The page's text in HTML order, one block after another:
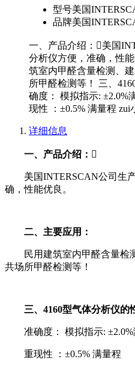
型号美国
品牌美国
一、产品介绍：美国
分析仪方便，准确，性
筑室内甲醛含量检测、
所甲醛检测等！ 三、
确度： 模拟指示: ±2.0%
现性 ：±0.5% 满量程
详细信息
一、产品介绍： 
美国INTERSCAN公司生
确，性能优良。
二、主要应用：
民用建筑室内甲醛含量检
共场所甲醛检测等！
三、4160型气体分析仪的
准确度： 模拟指示:
重现性 ：±0.5% 满量程